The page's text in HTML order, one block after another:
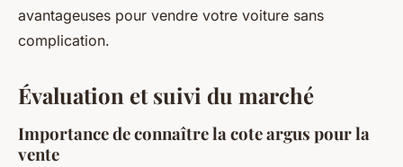
avantageuses pour vendre votre voiture sans
complication.
Évaluation et suivi du marché
Importance de connaître lacote argus pour la
vente